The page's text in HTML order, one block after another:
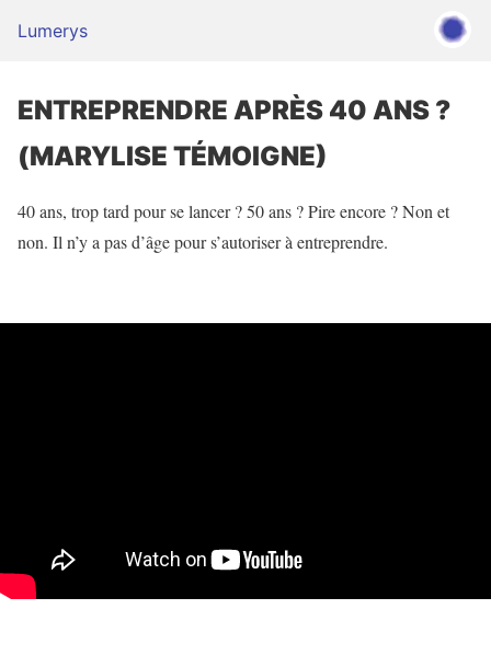
Lumerys
ENTREPRENDRE APRÈS 40 ANS ?
(MARYLISE TÉMOIGNE)
40 ans, trop tard pour se lancer ? 50 ans ? Pire encore ? Non et
non. Il n’y a pas d’âge pour s’autoriser à entreprendre.